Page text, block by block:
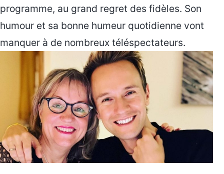
programme, au grand regret des fidèles. Son
humour et sa bonne humeur quotidienne vont
manquer à de nombreux téléspectateurs.